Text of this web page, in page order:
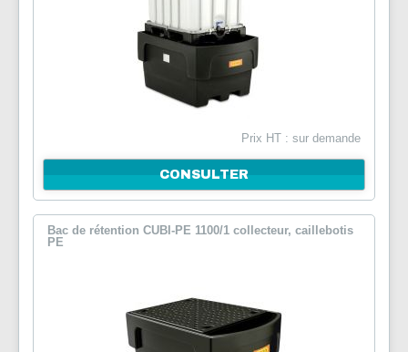
NOUS CONTACTER
Prix HT : sur demande
CONSULTER
Bac de rétention CUBI-PE 1100/1 collecteur, caillebotis
PE